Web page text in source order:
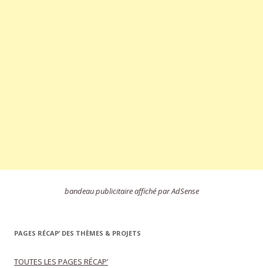
bandeau publicitaire affiché par AdSense
PAGES RÉCAP’ DES THÈMES & PROJETS
TOUTES LES PAGES RÉCAP’